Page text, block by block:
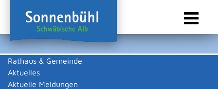
Rathaus & Gemeinde
Aktuelles
Aktuelle Meldungen
Sie sind hier:
Dienstleistungen A-Z